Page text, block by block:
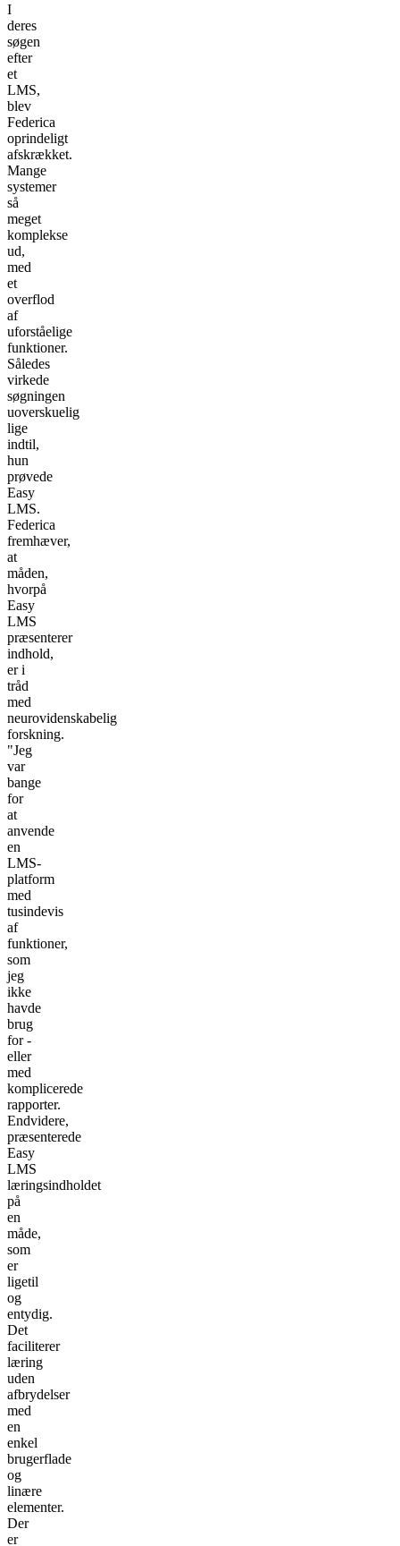
I
deres
søgen
efter
et
LMS,
blev
Federica
oprindeligt
afskrækket.
Mange
systemer
så
meget
komplekse
ud,
med
et
overflod
af
uforståelige
funktioner.
Således
virkede
søgningen
uoverskuelig
lige
indtil,
hun
prøvede
Easy
LMS.
Federica
fremhæver,
at
måden,
hvorpå
Easy
LMS
præsenterer
indhold,
er i
tråd
med
neurovidenskabelig
forskning.
"Jeg
var
bange
for
at
anvende
en
LMS-
platform
med
tusindevis
af
funktioner,
som
jeg
ikke
havde
brug
for -
eller
med
komplicerede
rapporter.
Endvidere,
præsenterede
Easy
LMS
læringsindholdet
på
en
måde,
som
er
ligetil
og
entydig.
Det
faciliterer
læring
uden
afbrydelser
med
en
enkel
brugerflade
og
linære
elementer.
Der
er